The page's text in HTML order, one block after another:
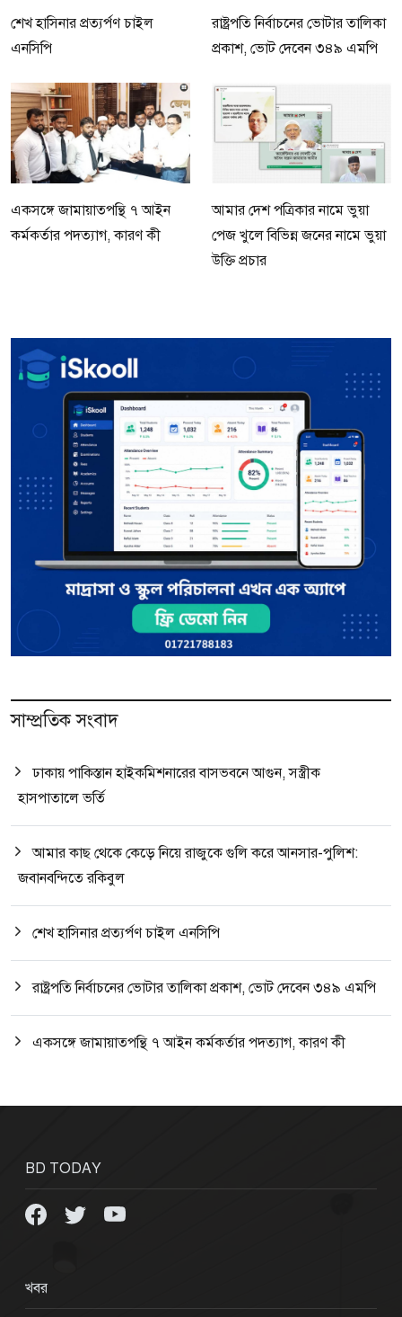
শেখ হাসিনার প্রত্যর্পণ চাইল
এনসিপি
রাষ্ট্রপতি নির্বাচনের ভোটার তালিকা
প্রকাশ, ভোট দেবেন ৩৪৯ এমপি
একসঙ্গে জামায়াতপন্থি ৭ আইন
কর্মকর্তার পদত্যাগ, কারণ কী
আমার দেশ পত্রিকার নামে ভুয়া
পেজ খুলে বিভিন্ন জনের নামে ভুয়া
উক্তি প্রচার
সাম্প্রতিক সংবাদ
ঢাকায় পাকিস্তান হাইকমিশনারের বাসভবনে আগুন, সস্ত্রীক
হাসপাতালে ভর্তি
আমার কাছ থেকে কেড়ে নিয়ে রাজুকে গুলি করে আনসার-পুলিশ:
জবানবন্দিতে রকিবুল
শেখ হাসিনার প্রত্যর্পণ চাইল এনসিপি
রাষ্ট্রপতি নির্বাচনের ভোটার তালিকা প্রকাশ, ভোট দেবেন ৩৪৯ এমপি
একসঙ্গে জামায়াতপন্থি ৭ আইন কর্মকর্তার পদত্যাগ, কারণ কী
BD TODAY
খবর